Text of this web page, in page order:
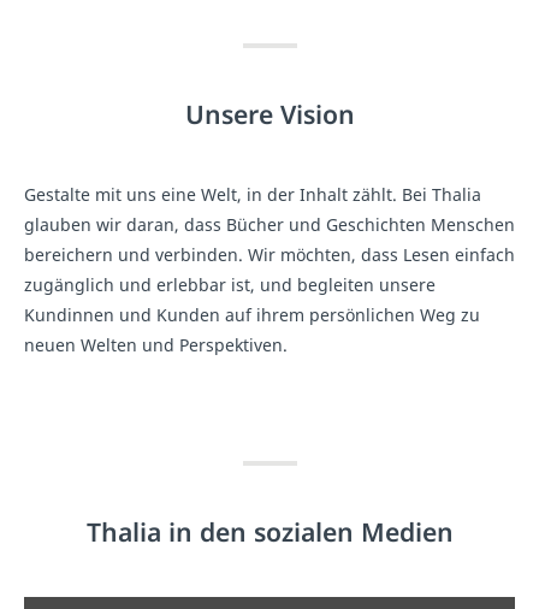
Unsere Vision
Gestalte mit uns eine Welt, in der Inhalt zählt. Bei Thalia
glauben wir daran, dass Bücher und Geschichten Menschen
bereichern und verbinden. Wir möchten, dass Lesen einfach
zugänglich und erlebbar ist, und begleiten unsere
Kundinnen und Kunden auf ihrem persönlichen Weg zu
neuen Welten und Perspektiven.
Thalia in den sozialen Medien